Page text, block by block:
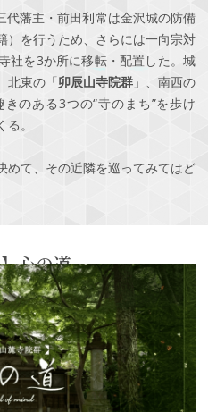
藩主・前田利常は金沢城の防備
）を行うため、さらには一向宗対
社を3か所に移転・配置した。城
北東の「卯辰山寺院群 」、南西の
きのある3つの“寺のまち”を歩け
。
めて、その近隣を巡ってみてはど
心の道